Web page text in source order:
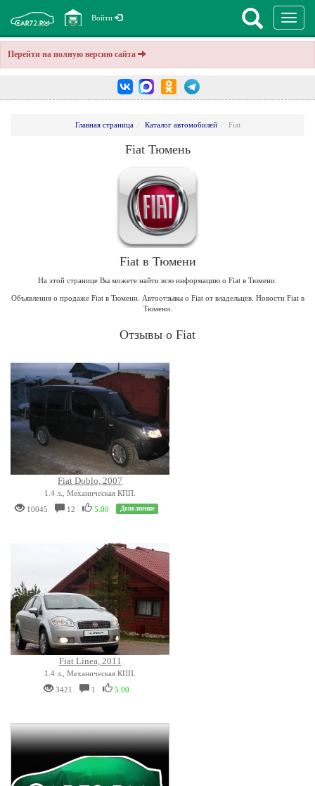
Перейти на полную версию сайта
Войти
Главная страница Каталог автомобилей Fiat
Fiat Тюмень
Fiat в Тюмени
На этой странице Вы можете найти всю информацию о Fiat в Тюмени.
Объявления о продаже Fiat в Тюмени. Автоотзывы о Fiat от владельцев. Новости Fiat в
Тюмени.
Отзывы о Fiat
Fiat Doblo, 2007
1.4 л., Механическая КПП.
10045
12 5.00 Дополнение
Fiat Linea, 2011
1.4 л., Механическая КПП.
3421
1 5.00